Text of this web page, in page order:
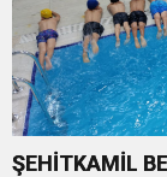
ŞEHİTKAMİL